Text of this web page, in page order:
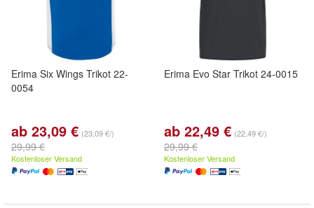
Erima Six Wings Trikot 22-
0054
ab 23,09 € (23,09 €/)
29,99 €
Kostenloser Versand
Erima Evo Star Trikot 24-0015
ab 22,49 € (22,49 €/)
29,99 €
Kostenloser Versand